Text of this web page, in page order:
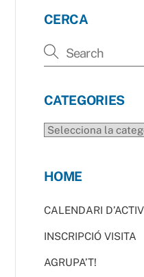
CERCA
CATEGORIES
CATEGORIES
HOME
CALENDARI
INSCRIPCIÓ VISITA
AGRUPA’T!